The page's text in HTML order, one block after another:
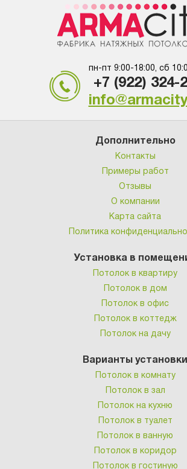
пн-пт 9:00-18:00, сб
+7 (922) 324-
Дополнительно
Контакты
Примеры работ
Отзывы
О компании
Карта сайта
Политика
Установка в
Потолок в квартиру
Потолок в дом
Потолок в офис
Потолок в коттедж
Потолок на дачу
Варианты установки
Потолок в комнату
Потолок в зал
Потолок на кухню
Потолок в туалет
Потолок в ванную
Потолок в коридор
Потолок в гостиную